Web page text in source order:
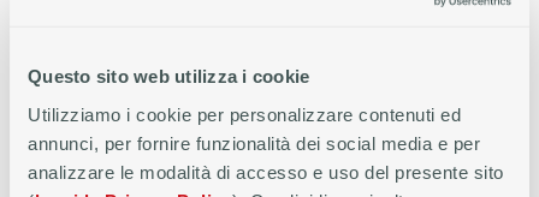
Questo sito web utilizza i cookie
Utilizziamo i cookie per personalizzare contenuti ed
annunci, per fornire funzionalità dei social media e per
analizzare le modalità di accesso e uso del presente sito